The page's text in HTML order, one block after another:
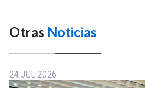
Otras Noticias
24 JUL 2026